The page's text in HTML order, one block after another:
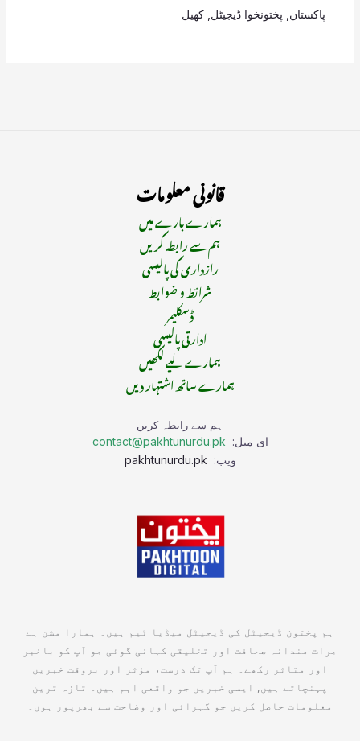
پاکستان پختونخوا ڈیجیٹل کھیل
قانونی معلومات
ہمارے بارے میں
ہم سے رابطہ کریں
رازداری کی پالیسی
شرائط و ضوابط
ڈسکلیمر
ادارتی پالیسی
ہمارے لیے لکھیں
ہمارے ساتھ اشتہار دیں
ہم سے رابطہ کریں
ای میل: contact@pakhtunurdu.pk
ویب:
ہم پختون ڈیجیٹل کی ڈیجیٹل میڈیا ٹیم ہیں۔ ہمارا مشن ہے
جرات مندانہ صحافت اور تخلیقی کہانی گوئی جو آپ کو باخبر
اور متاثر رکھے۔ ہم آپ تک درست، مؤثر اور بروقت خبریں
پہنچاتے ہیں, ایسی خبریں جو واقعی اہم ہیں۔ تازہ ترین
معلومات حاصل کریں جو گہرائی اور وضاحت سے بھرپور ہوں۔